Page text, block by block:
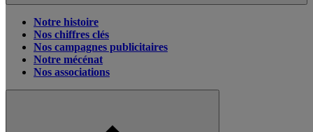
Notre histoire
Nos chiffres clés
Nos campagnes publicitaires
Notre mécénat
Nos associations